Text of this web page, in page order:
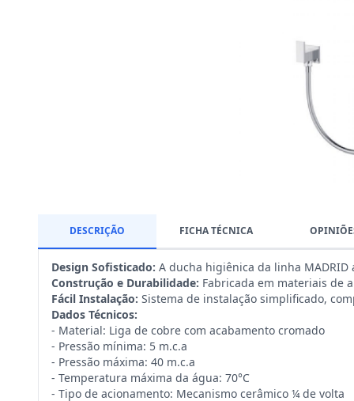
Equipamentos Para Churrasco
DESCRIÇÃO FICHA TÉCNICA
Design Sofisticado: A ducha higiênica da linha
Construção e Durabilidade: Fabricada em materiais de
Fácil Instalação: Sistema de instalação simplificado,
Dados Técnicos:
- Material: Liga de cobre com acabamento cromado
- Pressão mínima: 5 m.c.a
- Pressão máxima: 40 m.c.a
- Temperatura máxima da água: 70°C
- Tipo de acionamento: Mecanismo cerâmico ¼ de volta